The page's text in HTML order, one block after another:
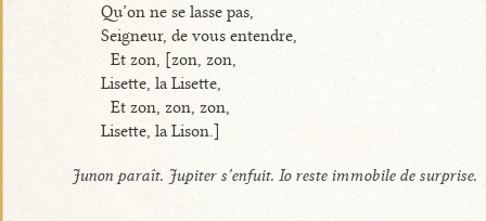
Qu’on ne se lasse pas,
Seigneur, de vous entendre,
Et zon, [zon, zon,
Lisette, la Lisette,
Et zon, zon, zon,
Lisette, la Lison.]
Junon paraît. Jupiter s’enfuit. Io reste immobile de surprise.